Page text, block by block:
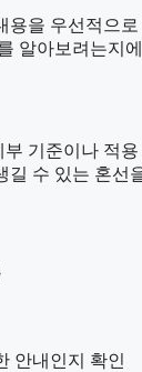
을 우선적으
알아보려는지
기준이나 적
수 있는 혼선
안내인지 확인